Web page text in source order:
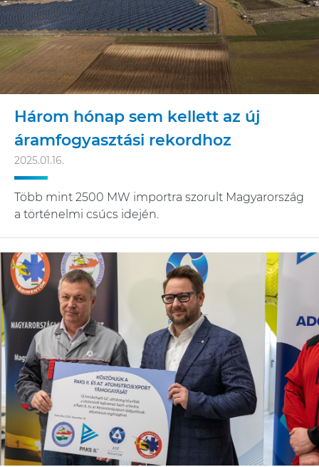
Három hónap sem kellett az új
áramfogyasztási rekordhoz
2025.01.16.
Több mint 2500 MW importra szorult Magyarország
a történelmi csúcs idején.